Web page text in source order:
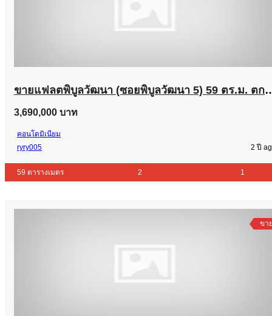
ขายแฟลตพิบูลวัฒนา (ซอยพิบูลวัฒนา 5) 59 ตร.ม. ตกแต่งใหม่ พร้อมอยู่ ชั้น
3,690,000 บาท
คอนโดมิเนียม
ryry005
2 ปี
59 ตารางเมตร 2 1
ขา